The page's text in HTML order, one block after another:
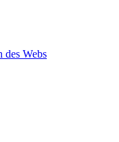
des Webs